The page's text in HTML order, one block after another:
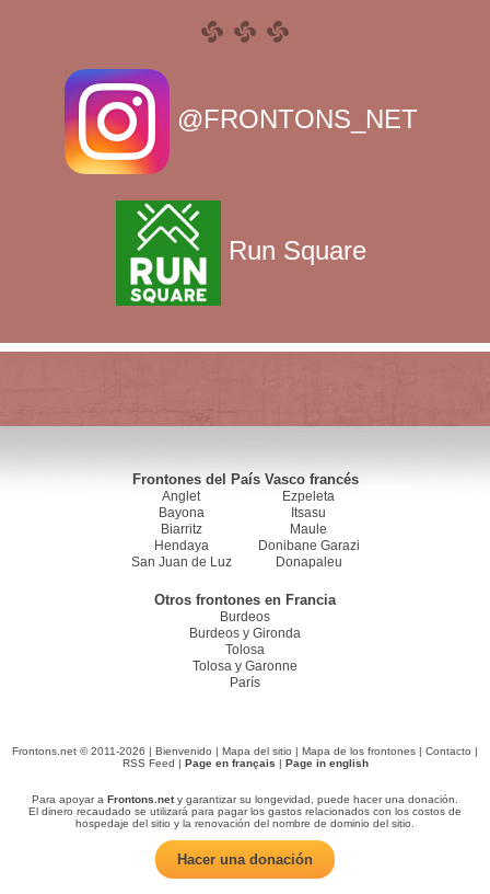
@FRONTONS_NET
Run Square
Frontones del País Vasco francés
Anglet
Bayona
Biarritz
Hendaya
San Juan de Luz
Ezpeleta
Itsasu
Maule
Donibane Garazi
Donapaleu
Otros frontones en Francia
Burdeos
Burdeos y Gironda
Tolosa
Tolosa y Garonne
París
Frontons.net © 2011-2026 | Bienvenido | Mapa del sitio | Mapa de los frontones | Contacto |
RSS Feed | Page en français | Page in english
Para apoyar a Frontons.nety garantizar su longevidad, puede hacer una donación.
El dinero recaudado se utilizará para pagar los gastos relacionados con los costos de
hospedaje del sitio y la renovación del nombre de dominio del sitio.
Hacer una donación